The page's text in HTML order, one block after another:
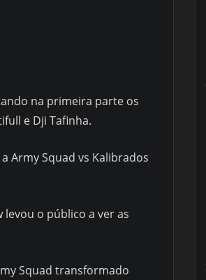
na primeira parte os
e Dji Tafinha.
Army Squad vs Kalibrados
o público a ver as
Squad transformado